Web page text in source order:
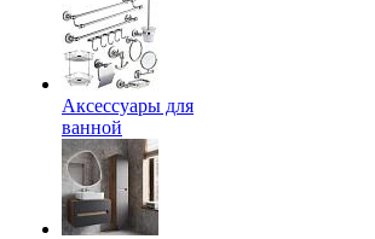
Аксессуары для
ванной